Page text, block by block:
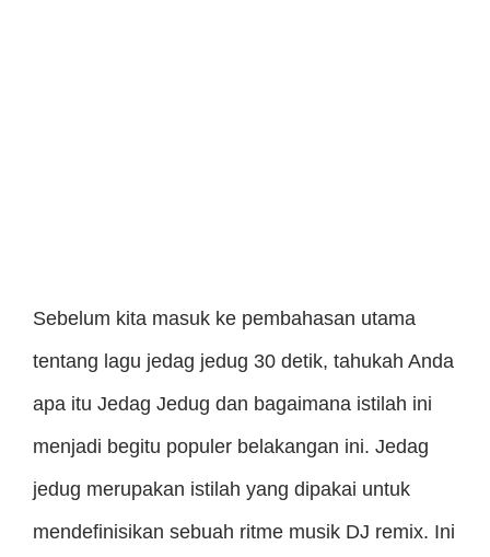
Sebelum kita masuk ke pembahasan utama
tentang lagu jedag jedug 30 detik, tahukah Anda
apa itu Jedag Jedug dan bagaimana istilah ini
menjadi begitu populer belakangan ini. Jedag
jedug merupakan istilah yang dipakai untuk
mendefinisikan sebuah ritme musik DJ remix. Ini